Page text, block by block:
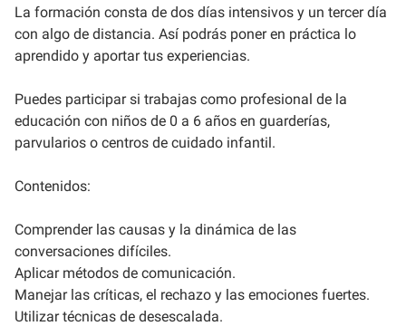
La formación consta de dos días intensivos y un tercer día
con algo de distancia. Así podrás poner en práctica lo
aprendido y aportar tus experiencias.
Puedes participar si trabajas como profesional de la
educación con niños de 0 a 6 años en guarderías,
parvularios o centros de cuidado infantil.
Contenidos:
Comprender las causas y la dinámica de las
conversaciones difíciles.
Aplicar métodos de comunicación.
Manejar las críticas, el rechazo y las emociones fuertes.
Utilizar técnicas de desescalada.